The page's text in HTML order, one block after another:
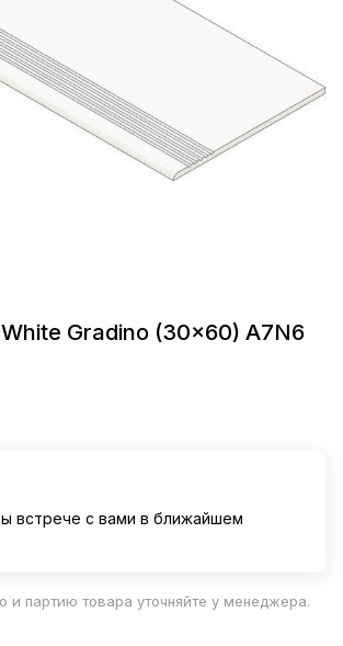
Gradino (30x60) A7N6
встрече с вами в ближайшем
и партию товара уточняйте у менеджера.